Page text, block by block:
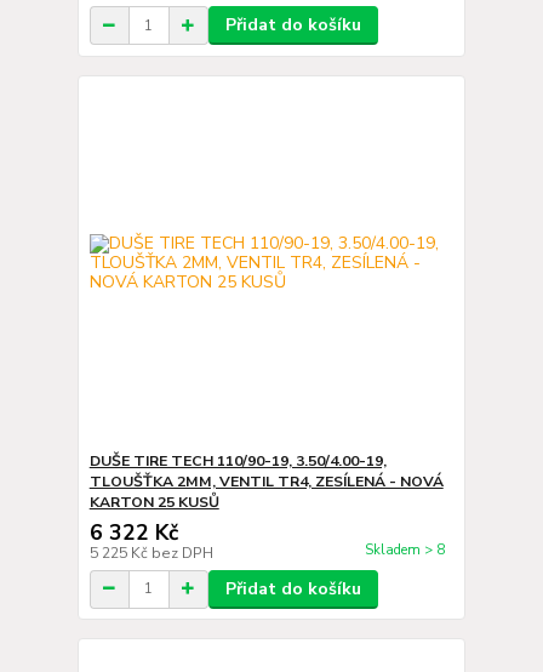
Přidat do košíku
DUŠE TIRE TECH 110/90-19, 3.50/4.00-19,
TLOUŠŤKA 2MM, VENTIL TR4, ZESÍLENÁ - NOVÁ
KARTON 25 KUSŮ
6 322 Kč
5 225 Kč bez DPH Skladem > 8
Přidat do košíku